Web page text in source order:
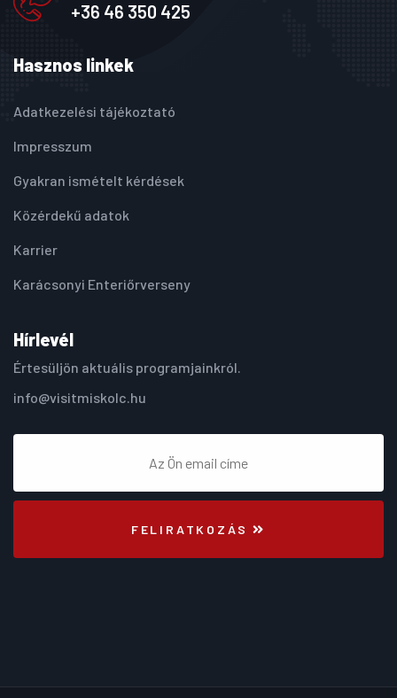
+36 46 350 425
Hasznos linkek
Adatkezelési tájékoztató
Impresszum
Gyakran ismételt kérdések
Közérdekű adatok
Karrier
Karácsonyi Enteriőrverseny
Hírlevél
Értesüljön aktuális programjainkról.
info@visitmiskolc.hu
FELIRATKOZÁS